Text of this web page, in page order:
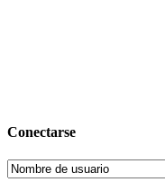
Conectarse